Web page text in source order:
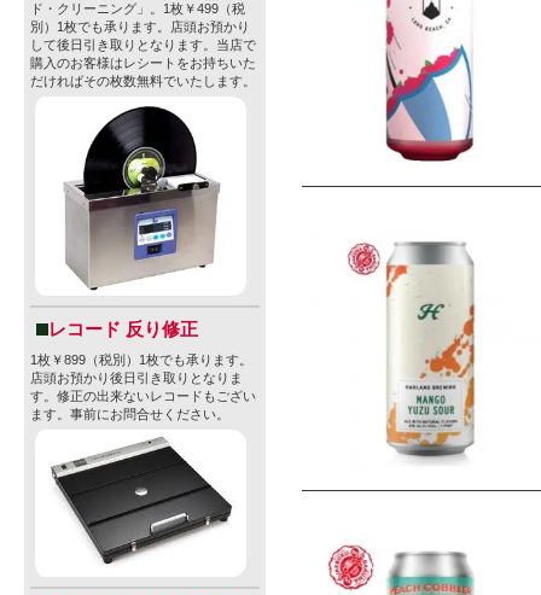
ド・クリーニング」。1枚￥499（税
別）1枚でも承ります。店頭お預かり
して後日引き取りとなります。当店で
購入のお客様はレシートをお持ちいた
だければその枚数無料でいたします。
レコード 反り修正
1枚￥899（税別）1枚でも承ります。
店頭お預かり後日引き取りとなりま
す。修正の出来ないレコードもござい
ます。事前にお問合せください。